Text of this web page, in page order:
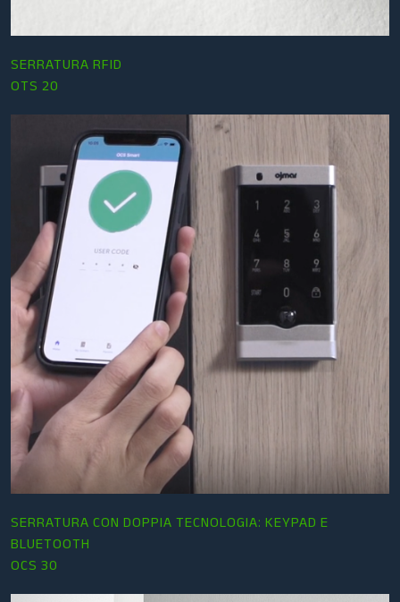
SERRATURA RFID
OTS 20
SERRATURA CON DOPPIA TECNOLOGIA: KEYPAD E
BLUETOOTH
OCS 30